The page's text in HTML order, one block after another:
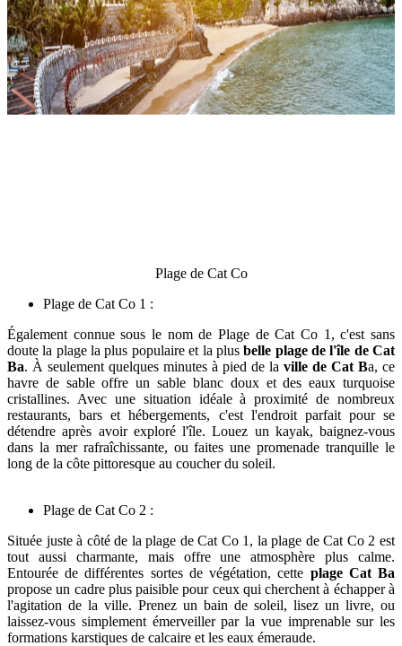
Plage de Cat Co
Plage de Cat Co 1 :
Également connue sous le nom de Plage de Cat Co 1, c'est sans
doute la plage la plus populaire et la plusbelle plage de l'île de Cat
Ba. À seulement quelques minutes à pied de la ville de Cat Ba, ce
havre de sable offre un sable blanc doux et des eaux turquoise
cristallines. Avec une situation idéale à proximité de nombreux
restaurants, bars et hébergements, c'est l'endroit parfait pour se
détendre après avoir exploré l'île. Louez un kayak, baignez-vous
dans la mer rafraîchissante, ou faites une promenade tranquille le
long de la côte pittoresque au coucher du soleil.
Plage de Cat Co 2 :
Située juste à côté de la plage de Cat Co 1, la plage de Cat Co 2 est
tout aussi charmante, mais offre une atmosphère plus calme.
Entourée de différentes sortes de végétation, cette plage Cat Ba
propose un cadre plus paisible pour ceux qui cherchent à échapper à
l'agitation de la ville. Prenez un bain de soleil, lisez un livre, ou
laissez-vous simplement émerveiller par la vue imprenable sur les
formations karstiques de calcaire et les eaux émeraude.